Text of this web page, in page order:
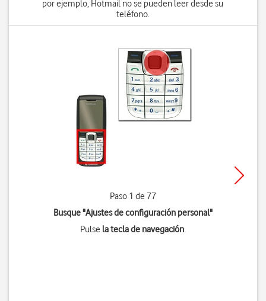
por ejemplo, Hotmail no se pueden leer desde su
teléfono.
Paso 1 de 77
Busque "Ajustes de configuración personal"
Pulse la tecla de navegación.